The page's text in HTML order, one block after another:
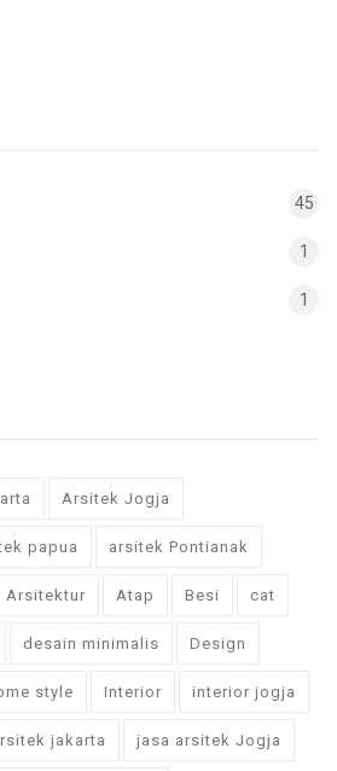
45
1
1
Arsitek Jogja
papua arsitek Pontianak
Arsitektur Atap Besi cat
desain minimalis Design
style Interior interior jogja
jakarta jasa arsitek Jogja